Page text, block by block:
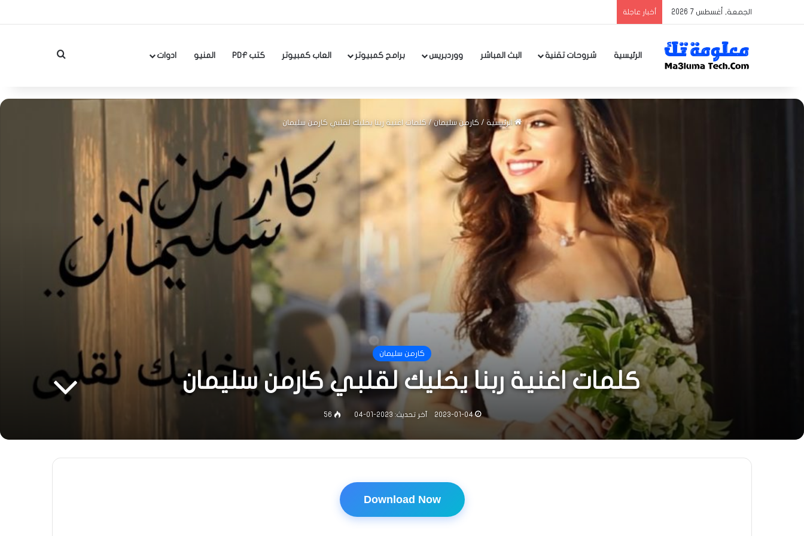
الجمعة, أغسطس 7 2026 أخبار عاجلة
الرئيسية شروحات تقنية البث المباشر ووردبريس برامج كمبيوتر العاب كمبيوتر كتب PDF المنيو ادوات بحث عن
الرئيسية / كارمن سليمان / كلمات اغنية ربنا يخليك لقلبي كارمن سليمان
كارمن سليمان
كلمات اغنية ربنا يخليك لقلبي كارمن سليمان
2023-01-04 آخر تحديث: 2023-01-04 56
Download Now